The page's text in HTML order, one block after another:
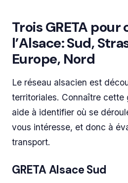
Trois GRETA pour
l’Alsace: Sud,
Europe, Nord
Le réseau alsacien est
territoriales. Connaître cette
aide à identifier où se
vous intéresse, et donc à
transport.
GRETA Alsace Sud